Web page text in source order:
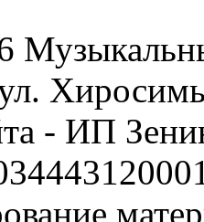
- ИП